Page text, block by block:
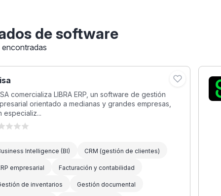
de software
comercializa LIBRA ERP, un software de gestión
orientado a medianas y grandes empresas,
especializ...
Intelligence (BI) CRM (gestión de clientes)
empresarial Facturación y contabilidad
de inventarios Gestión documental